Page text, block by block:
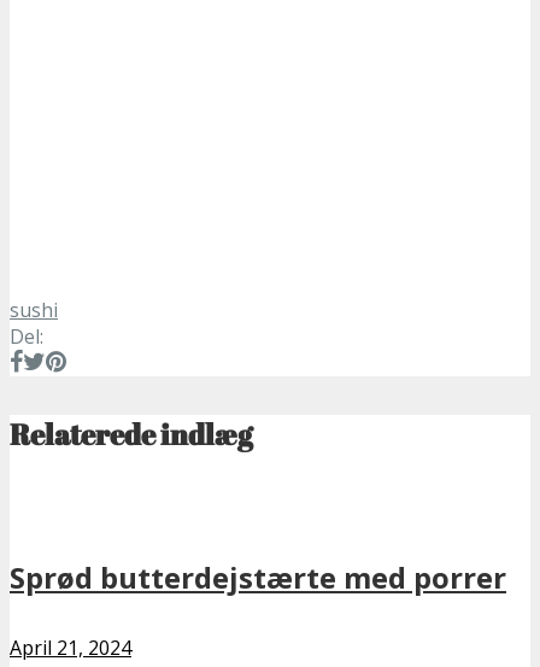
sushi
Del:
Relaterede indlæg
Sprød butterdejstærte med porrer
April 21, 2024